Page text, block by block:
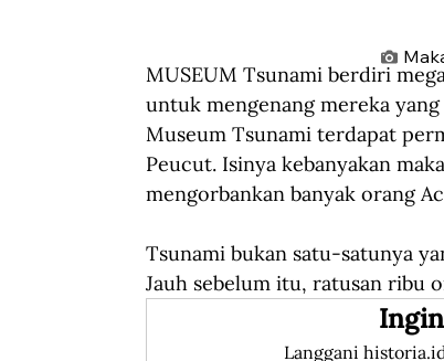
MUSEUM Tsunami berdiri
untuk mengenang mereka
Museum Tsunami terdapat
Peucut. Isinya kebanyakan
mengorbankan banyak orang
Tsunami bukan satu-satunya
Jauh sebelum itu, ratusan ribu
Langgani